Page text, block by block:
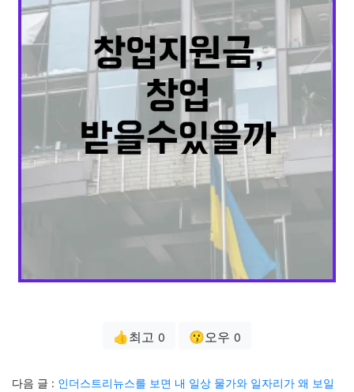
👍최고 0 😗오우 0
다음 글 : 인더스트리뉴스를 보면 내 일상 물가와 일자리가 왜 보일